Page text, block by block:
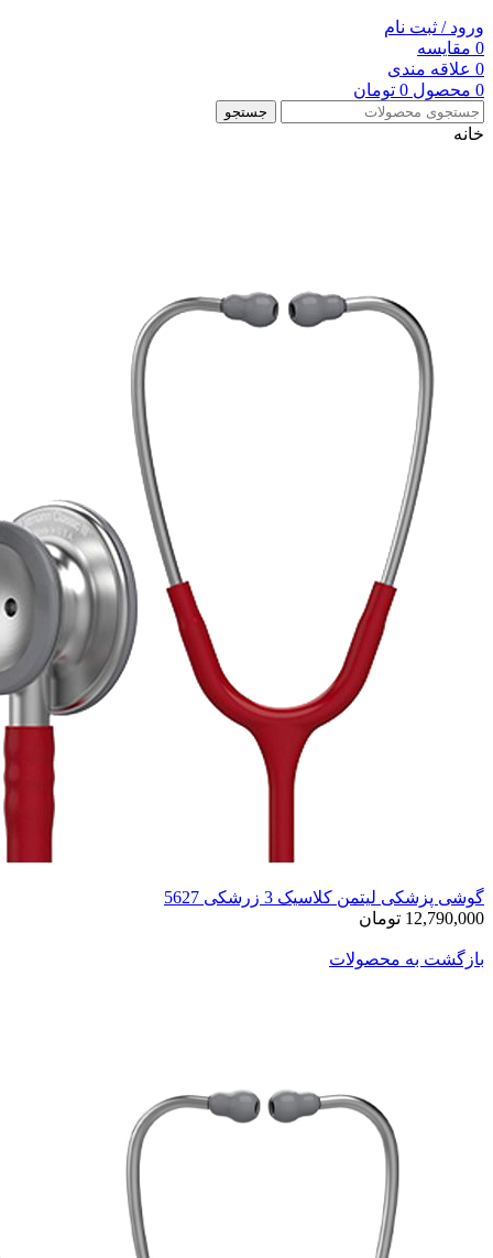
ورود / ثبت نام
0 مقایسه
0 علاقه مندی
0 محصول 0 تومان
جستجو
خانه
گوشی پزشکی لیتمن کلاسیک 3 زرشکی 5627
12,790,000 تومان
بازگشت به محصولات